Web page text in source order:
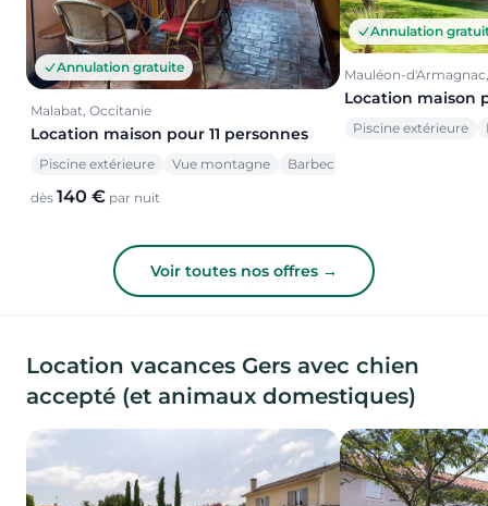
Annulation gratuite
Malabat, Occitanie
Location maison pour 11 personnes
Piscine extérieure Vue montagne Barbecue
dès 140 € par nuit
Annulation
Mauléon-
Location maison
Piscine extérieure
Voir toutes nos offres →
Location vacances Gers avec chien
accepté (et animaux domestiques)